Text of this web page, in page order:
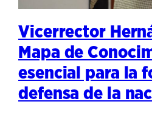
Vicerrector
Mapa de
esencial para la
defensa de la